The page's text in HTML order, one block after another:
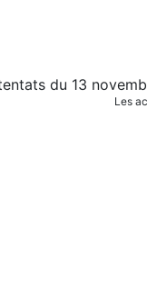
Les